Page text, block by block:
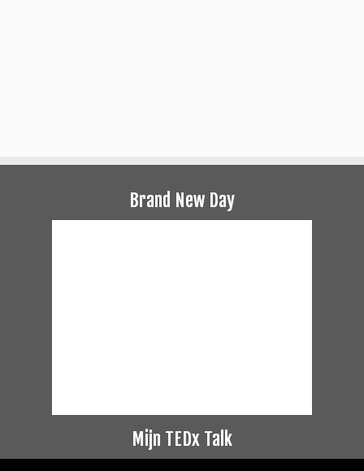
Brand New Day
Mijn TEDx Talk